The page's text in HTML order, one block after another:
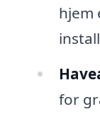
hjem
for